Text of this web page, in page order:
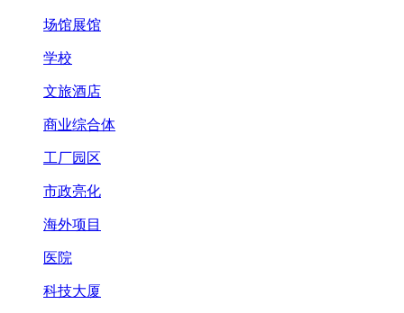
场馆展馆
学校
文旅酒店
商业综合体
工厂园区
市政亮化
海外项目
医院
科技大厦